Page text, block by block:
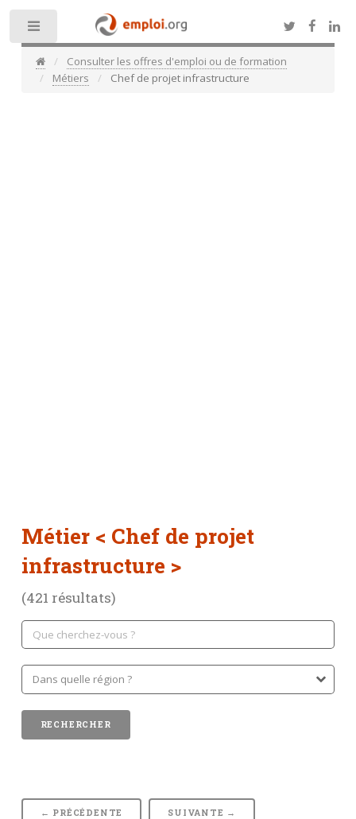
Consulter les offres d'emploi ou de formation
Métiers
Chef de projet infrastructure
Métier < Chef de projet
infrastructure >
(421 résultats)
← PRÉCÉDENTE SUIVANTE →
Toggle